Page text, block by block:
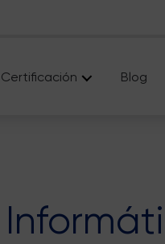
Certificación Blog